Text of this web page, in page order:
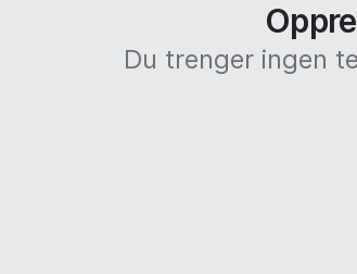
Du trenger ingen